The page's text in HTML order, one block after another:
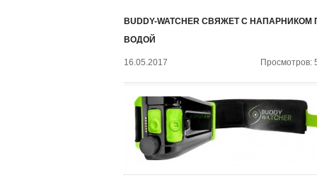
BUDDY-WATCHER СВЯЖЕТ С НАПАРНИКОМ
ВОДОЙ
16.05.2017 Просмотров: